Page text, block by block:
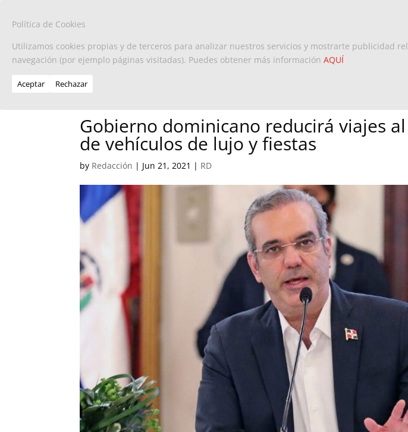
Gobierno dominicano reducirá viajes
de vehículos de lujo y fiestas
by Redacción | Jun 21, 2021 | RD
Política de Cookies
Utilizamos cookies propias y de terceros para analizar nuestros servicios y mostrarte publicidad
navegación (por ejemplo páginas visitadas). Puedes obtener más información AQUÍ
Aceptar Rechazar